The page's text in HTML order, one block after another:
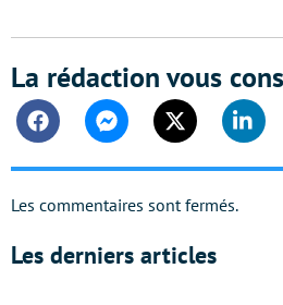
La rédaction vous
FacebookMessengerTwitter
Les commentaires sont fermés.
Les derniers articles